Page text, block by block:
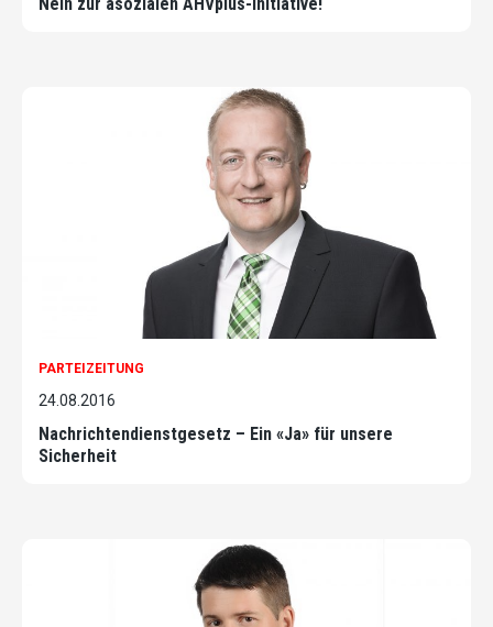
PARTEIZEITUNG
24.08.2016
Nachrichtendienstgesetz – Ein «Ja» für unsere
Sicherheit